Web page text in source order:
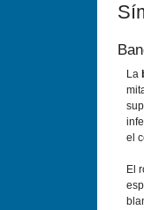
La
el
El